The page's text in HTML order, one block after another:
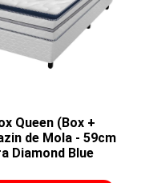
Queen (Box +
de Mola - 59cm
Diamond Blue